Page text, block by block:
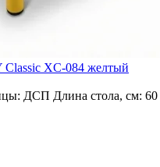
Classic XC-084 желтый
ДСП Длина стола, см: 60